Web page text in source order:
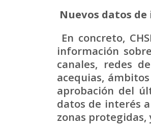
Nuevos datos
En concreto,
información
canales, redes
acequias,
aprobación del
datos de interés
zonas protegidas,